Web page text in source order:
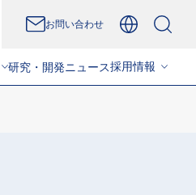
お問い合わせ
研究・開発ニュース採用情報